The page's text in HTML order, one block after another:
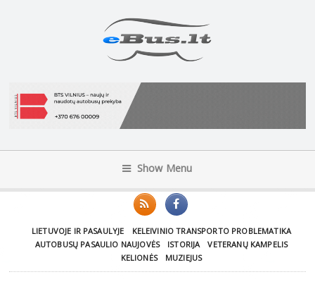
Show Menu
LIETUVOJE IR PASAULYJE
KELEIVINIO TRANSPORTO PROBLEMATIKA
AUTOBUSŲ PASAULIO NAUJOVĖS
ISTORIJA
VETERANŲ KAMPELIS
KELIONĖS
MUZIEJUS